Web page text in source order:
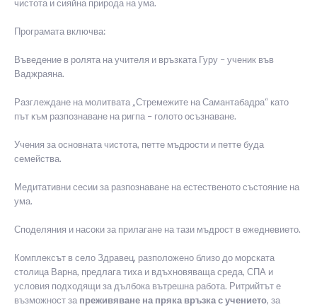
чистота и сияйна природа на ума.
Програмата включва:
Въведение в ролята на учителя и връзката Гуру – ученик във
Ваджраяна.
Разглеждане на молитвата „Стремежите на Самантабадра“ като
път към разпознаване на ригпа – голото осъзнаване.
Учения за основната чистота, петте мъдрости и петте буда
семейства.
Медитативни сесии за разпознаване на естественото състояние на
ума.
Споделяния и насоки за прилагане на тази мъдрост в ежедневието.
Комплексът в село Здравец, разположено близо до морската
столица Варна, предлага тиха и вдъхновяваща среда, СПА и
условия подходящи за дълбока вътрешна работа. Ритрийтът е
възможност за преживяване на пряка връзка с учението, за